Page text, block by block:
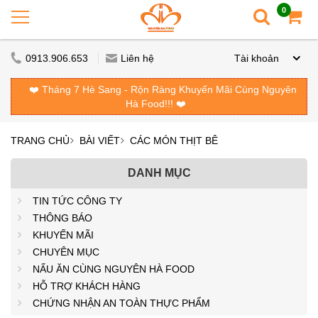
0
0913.906.653 Liên hệ Tài khoản
❤️ Tháng 7 Hè Sang - Rộn Ràng Khuyến Mãi Cùng Nguyên
Hà Food!!! ❤️
TRANG CHỦ BÀI VIẾT CÁC MÓN THỊT BÊ
DANH MỤC
TIN TỨC CÔNG TY
THÔNG BÁO
KHUYẾN MÃI
CHUYÊN MỤC
NẤU ĂN CÙNG NGUYÊN HÀ FOOD
HỖ TRỢ KHÁCH HÀNG
CHỨNG NHẬN AN TOÀN THỰC PHẨM